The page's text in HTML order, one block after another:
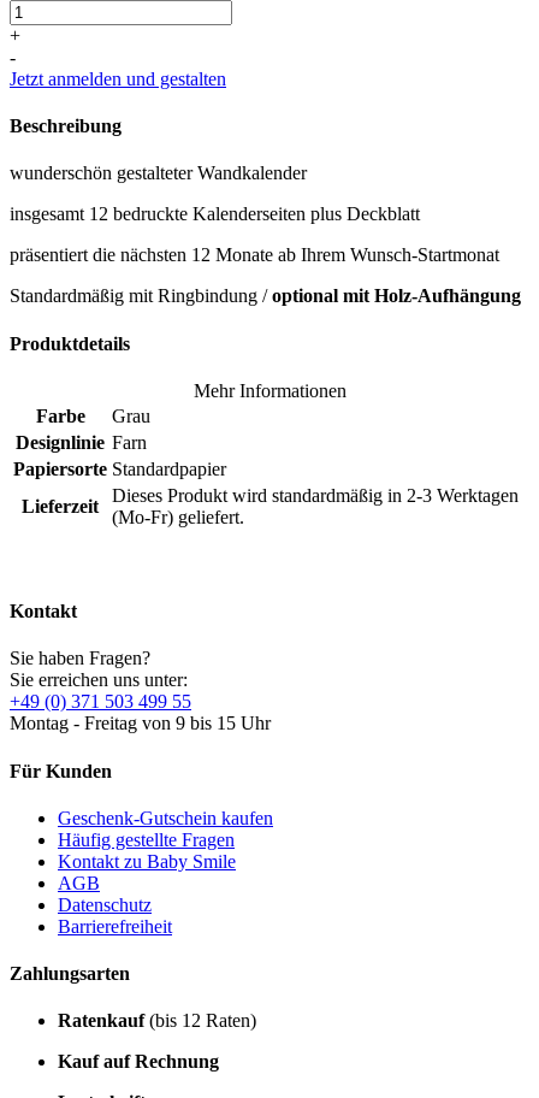
+
-
Jetzt anmelden und gestalten
Beschreibung
wunderschön gestalteter Wandkalender
insgesamt 12 bedruckte Kalenderseiten plus Deckblatt
präsentiert die nächsten 12 Monate ab Ihrem Wunsch-Startmonat
Standardmäßig mit Ringbindung /optional mit Holz-Aufhängung
Produktdetails
Mehr Informationen
Farbe
Grau
Designlinie Farn
Papiersorte Standardpapier
Lieferzeit
Dieses Produkt wird standardmäßig in 2-3 Werktagen
(Mo-Fr) geliefert.
Kontakt
Sie haben Fragen?
Sie erreichen uns unter:
+49 (0) 371 503 499 55
Montag - Freitag von 9 bis 15 Uhr
Für Kunden
Geschenk-Gutschein kaufen
Häufig gestellte Fragen
Kontakt zu Baby Smile
AGB
Datenschutz
Barrierefreiheit
Zahlungsarten
Ratenkauf(bis 12 Raten)
Kauf auf Rechnung